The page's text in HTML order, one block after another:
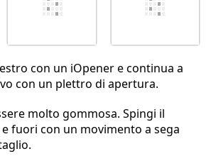
con un iOpener e continua a
con un plettro di apertura.
molto gommosa. Spingi il
fuori con un movimento a sega